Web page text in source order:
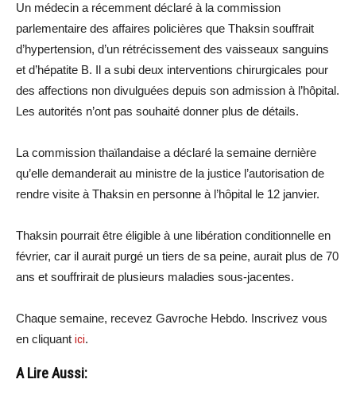
Un médecin a récemment déclaré à la commission
parlementaire des affaires policières que Thaksin souffrait
d’hypertension, d’un rétrécissement des vaisseaux sanguins
et d’hépatite B. Il a subi deux interventions chirurgicales pour
des affections non divulguées depuis son admission à l’hôpital.
Les autorités n’ont pas souhaité donner plus de détails.
La commission thaïlandaise a déclaré la semaine dernière
qu’elle demanderait au ministre de la justice l’autorisation de
rendre visite à Thaksin en personne à l’hôpital le 12 janvier.
Thaksin pourrait être éligible à une libération conditionnelle en
février, car il aurait purgé un tiers de sa peine, aurait plus de 70
ans et souffrirait de plusieurs maladies sous-jacentes.
Chaque semaine, recevez Gavroche Hebdo. Inscrivez vous
en cliquant ici.
A Lire Aussi: